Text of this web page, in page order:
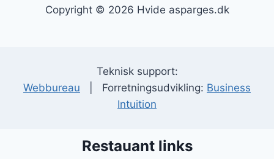
Copyright © 2026 Hvide asparges.dk
Teknisk support:
Webbureau | Forretningsudvikling: Business
Intuition
Restauant links